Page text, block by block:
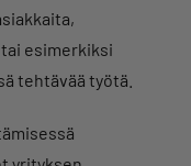
esimerkiksi
tehtävää työtä.